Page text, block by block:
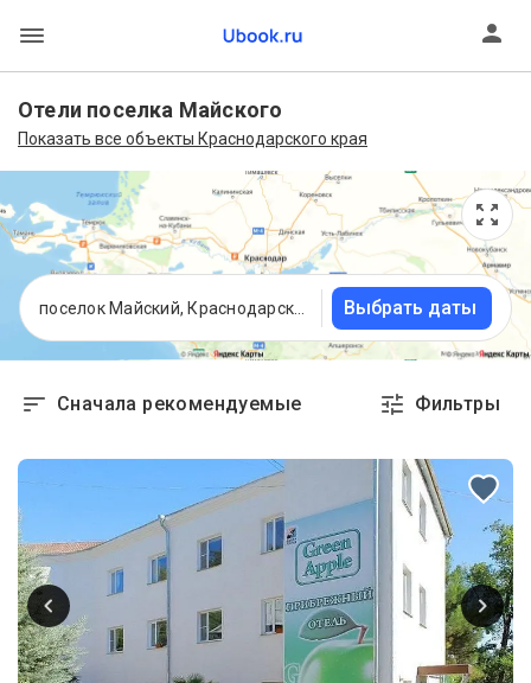
Отели поселка Майского
Показать все объекты Краснодарского края
Выбрать даты
Сначала рекомендуемые Фильтры